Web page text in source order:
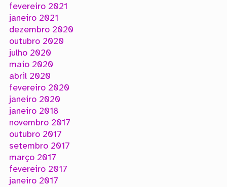
fevereiro 2021
janeiro 2021
dezembro 2020
outubro 2020
julho 2020
maio 2020
abril 2020
fevereiro 2020
janeiro 2020
janeiro 2018
novembro 2017
outubro 2017
setembro 2017
março 2017
fevereiro 2017
janeiro 2017